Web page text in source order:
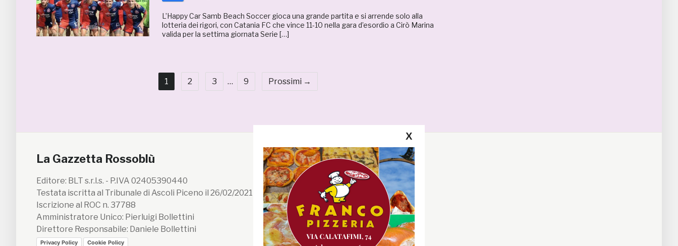
L’Happy Car Samb Beach Soccer gioca una grande partita e si arrende solo alla
lotteria dei rigori, con Catania FC che vince 11-10 nella gara d’esordio a Cirò Marina
valida per la settima giornata Serie […]
1 2 3 … 9 Prossimi →
La Gazzetta Rossoblù
Editore: BLT s.r.l.s. - P.IVA 02405390440
Testata iscritta al Tribunale di Ascoli Piceno il 26/02/2021 n. 199/2021
Iscrizione al ROC n. 37788
Amministratore Unico: Pierluigi Bollettini
Direttore Responsabile: Daniele Bollettini
Privacy Policy Cookie Policy
Segui la GRB
Facebook
Instagram
Twitter
X